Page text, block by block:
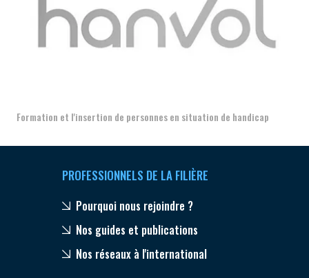
Formation et l'insertion de personnes en situation de handicap
PROFESSIONNELS DE LA FILIÈRE
Pourquoi nous rejoindre ?
Nos guides et publications
Nos réseaux à l'international